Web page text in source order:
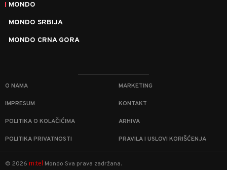
MONDO
MONDO SRBIJA
MONDO CRNA GORA
O NAMA MARKETING
IMPRESUM KONTAKT
POLITIKA O KOLAČIĆIMA ARHIVA
POLITIKA PRIVATNOSTI PRAVILA I USLOVI KORIŠĆENJA
© 2026 m:tel Mondo Sva prava zadržana.